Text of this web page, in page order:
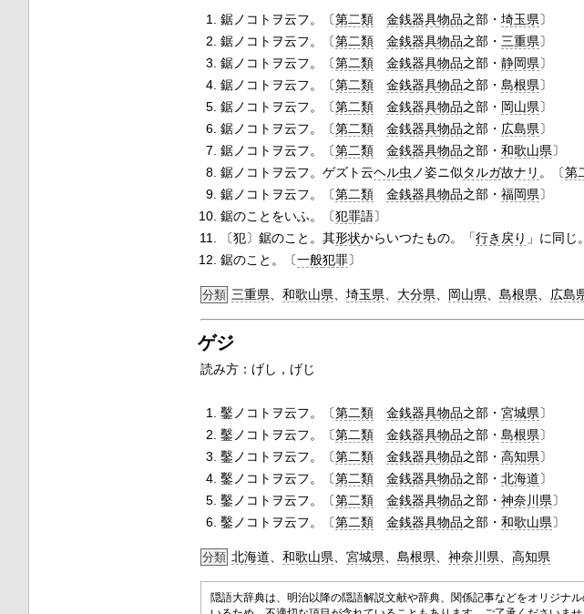
鋸ノコトヲ云フ。〔第二類 金銭器具物品之部・ 埼玉県〕
鋸ノコトヲ云フ。〔第二類 金銭器具物品之部・ 三重県〕
鋸ノコトヲ云フ。〔第二類 金銭器具物品之部・ 静岡県〕
鋸ノコトヲ云フ。〔第二類 金銭器具物品之部・ 島根県〕
鋸ノコトヲ云フ。〔第二類 金銭器具物品之部・ 岡山県〕
鋸ノコトヲ云フ。〔第二類 金銭器具物品之部・ 広島県〕
鋸ノコトヲ云フ。〔第二類 金銭器具物品之部・ 和歌山県〕
鋸ノコトヲ云フ。ゲズト云ヘル虫 ノ姿ニ似タルガ故ナリ 。〔第
鋸ノコトヲ云フ。〔第二類 金銭器具物品之部・ 福岡県〕
鋸のことをいふ。〔犯罪語〕
〔犯〕鋸のこと。其形状からいつたもの。「行き戻り 」に同じ。
鋸のこと。〔一般犯罪〕
分類 三重県、 和歌山県、 埼玉県、 大分県、 岡山県、 島根県、 広島
ゲジ
読み方：げし，げじ
鑿ノコトヲ云フ。〔第二類 金銭器具物品之部・ 宮城県〕
鑿ノコトヲ云フ。〔第二類 金銭器具物品之部・ 島根県〕
鑿ノコトヲ云フ。〔第二類 金銭器具物品之部・ 高知県〕
鑿ノコトヲ云フ。〔第二類 金銭器具物品之部・ 北海道〕
鑿ノコトヲ云フ。〔第二類 金銭器具物品之部・ 神奈川県〕
鑿ノコトヲ云フ。〔第二類 金銭器具物品之部・ 和歌山県〕
分類 北海道、 和歌山県、 宮城県、 島根県、 神奈川県、 高知県
隠語大辞典は、明治以降の隠語解説文献や辞典、関係記事などをオリジナ